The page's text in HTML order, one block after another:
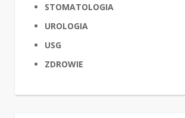
STOMATOLOGIA
UROLOGIA
USG
ZDROWIE